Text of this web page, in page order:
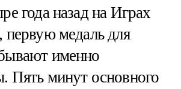
года назад на Играх
первую медаль для
именно
Пять минут основного